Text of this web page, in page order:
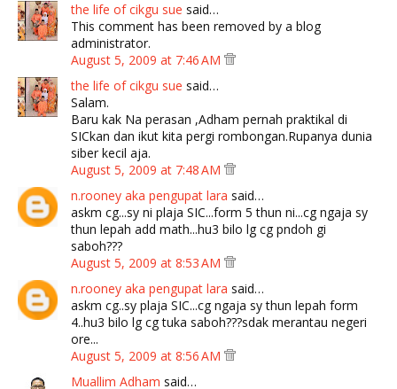
the life of cikgu sue said…
This comment has been removed by a blog
administrator.
August 5, 2009 at 7:46 AM
the life of cikgu sue said…
Salam.
Baru kak Na perasan ,Adham pernah praktikal di
SICkan dan ikut kita pergi rombongan.Rupanya dunia
siber kecil aja.
August 5, 2009 at 7:48 AM
n.rooney aka pengupat lara said…
askm cg...sy ni plaja SIC...form 5 thun ni...cg ngaja sy
thun lepah add math...hu3 bilo lg cg pndoh gi
saboh???
August 5, 2009 at 8:53 AM
n.rooney aka pengupat lara said…
askm cg..sy plaja SIC...cg ngaja sy thun lepah form
4..hu3 bilo lg cg tuka saboh???sdak merantau negeri
ore...
August 5, 2009 at 8:56 AM
Muallim Adham said…